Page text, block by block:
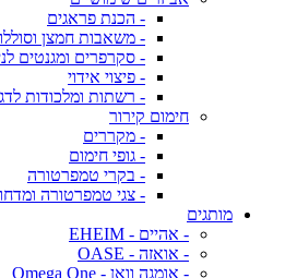
- הכנת פראגים
- משאבות חמצן
- סקרפרים ומגנטים
- פיצוי אידוי
- רשתות ומלכודות
חימום קירור
- מקררים
- גופי חימום
- בקרי טמפרטורה
- צגי טמפרטורה
מותגים
- אהיים - EHEIM
- אואזה - OASE
- אומגה וואן - Omega One